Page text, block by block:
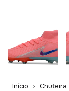
Início Chuteira